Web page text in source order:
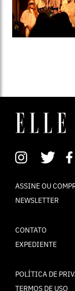
ASSINE OU
NEWSLETTER
CONTATO
EXPEDIENTE
POLÍTICA DE
TERMOS DE USO